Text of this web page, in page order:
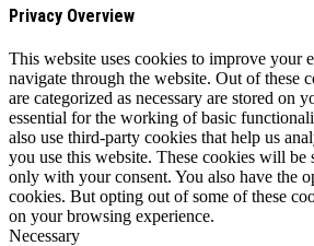
Privacy Overview
This website uses cookies to improve your
navigate through the website. Out of these
are categorized as necessary are stored on
essential for the working of basic
also use third-party cookies that help us
you use this website. These cookies will be
only with your consent. You also have the
cookies. But opting out of some of these
on your browsing experience.
Necessary